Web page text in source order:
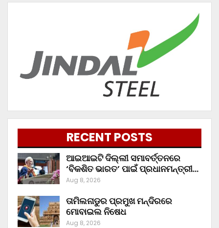
RECENT POSTS
ଆଇଆଇଟି ଦିଲ୍ଲୀ ସମାବର୍ତ୍ତନରେ
‘ବିକଶିତ ଭାରତ’ ପାଇଁ ପ୍ରଧାନମନ୍ତ୍ରୀ…
Aug 8, 2026
ତାମିଲନାଡୁର ପ୍ରମୁଖ ମନ୍ଦିରରେ
ମୋବାଇଲ ନିଷେଧ
Aug 8, 2026